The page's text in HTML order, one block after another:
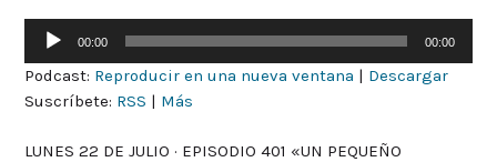
Reproductor
audio
00:00 00:00
Podcast: Reproducir en una nueva ventana | Descargar
Suscríbete: RSS | Más
LUNES 22 DE JULIO · EPISODIO 401 «UN PEQUEÑO